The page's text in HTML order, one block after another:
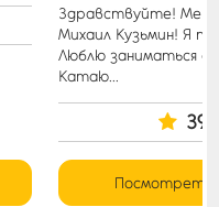
Здравствуйте! Меня
Михаил Кузьмин! Я
Люблю заниматься
Катаю...
Посмотреть